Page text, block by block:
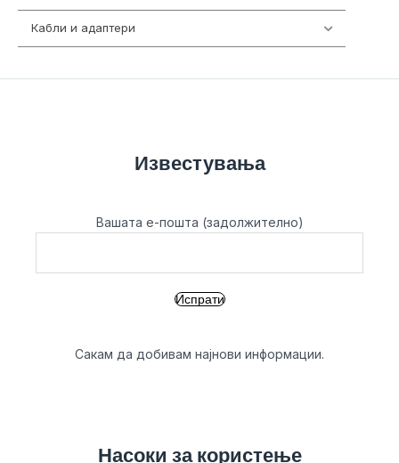
Кабли и адаптери
Известувања
Вашата е-пошта (задолжително)
Сакам да добивам најнови информации.
Насоки за користење